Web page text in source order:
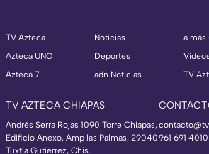
TV Azteca
Azteca UNO
Azteca 7
Noticias
Deportes
adn Noticias
a más
Videos
TV
TV AZTECA CHIAPAS
Andrés Serra Rojas 1090 Torre Chiapas,
Edificio Anexo, Amp las Palmas, 29040
Tuxtla Gutiérrez, Chis.
961 691